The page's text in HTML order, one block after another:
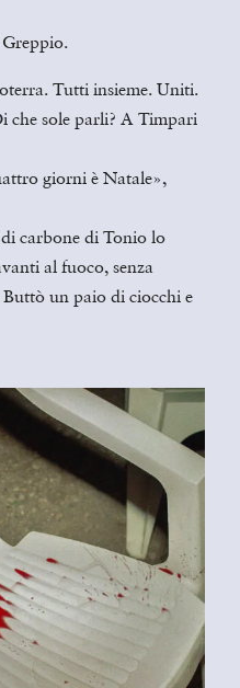
Greppio.
Tutti insieme. Uniti.
che sole parli? A Timpari
giorni è Natale»,
carbone di Tonio lo
al fuoco, senza
un paio di ciocchi e